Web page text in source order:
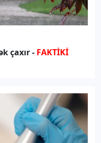
çaxır -FAKTİKİ